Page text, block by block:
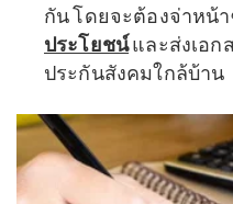
กัน โดยจะต้องจ่าหน้
ประโยชน์และส่งเอก
ประกันสังคมใกล้บ้าน